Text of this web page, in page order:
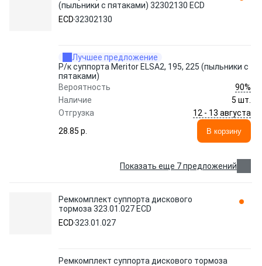
(пыльники с пятаками) 32302130 ECD
ECD32302130
Лучшее предложение
Р/к суппорта Meritor ELSA2, 195, 225 (пыльники с
пятаками)
Вероятность
90%
Наличие
5 шт.
Отгрузка
12 - 13 августа
28.85 p.
В корзину
Показать еще 7 предложений
Ремкомплект суппорта дискового
тормоза 323.01.027 ECD
ECD323.01.027
Ремкомплект суппорта дискового тормоза